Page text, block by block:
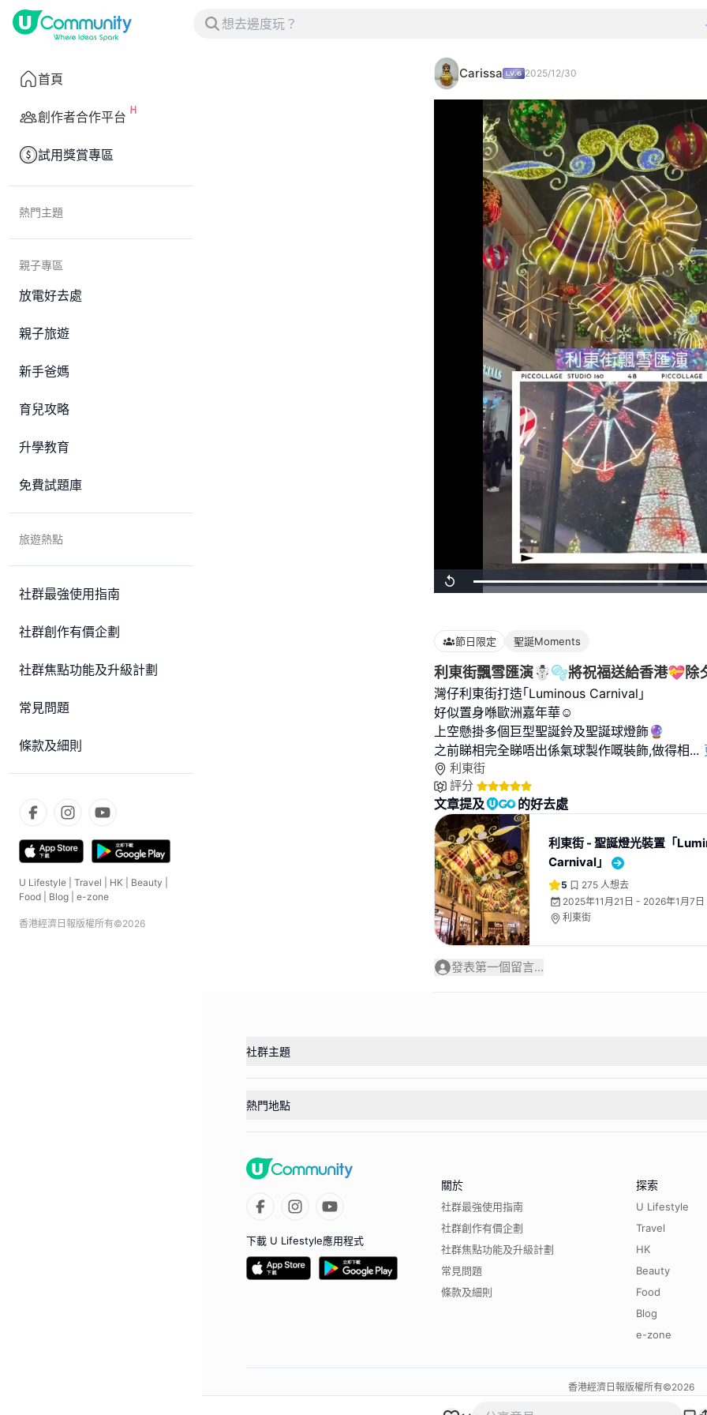
首頁
創作者合作平台
試用獎賞專區
熱門主題
親子專區
放電好去處
親子旅遊
新手爸媽
育兒攻略
升學教育
免費試題庫
旅遊熱點
社群最強使用指南
社群創作有價企劃
社群焦點功能及升級計劃
常見問題
條款及細則
U Lifestyle Travel HK Beauty
Food
Blog e-zone
香港經濟日報版權所有©2026
Carissa 2025/12/30
Replay Loaded:
100.00%
節日限定 聖誕Moments
利東街飄雪匯演☃️🫧將祝福送給香港💝除
灣仔利東街打造｢Luminous Carnival｣
好似置身喺歐洲嘉年華☺️
上空懸掛多個巨型聖誕鈴及聖誕球燈飾🔮
之前睇相完全睇唔出係氣球製作嘅裝飾,做得相...
利東街
評分
文章提及 的好去處
利東街 - 聖誕燈光裝置「
Carnival」
5 275 人想去
2025年11月21日 - 2026年1月7日
利東街
發表第一個留言...
社群主題
熱門地點
下載 U Lifestyle應用程式
關於
社群最強使用指南
社群創作有價企劃
社群焦點功能及升級計劃
常見問題
條款及細則
探索
U Lifestyle
Travel
HK
Beauty
Food
Blog
e-zone
香港經濟日報版權所有©2026